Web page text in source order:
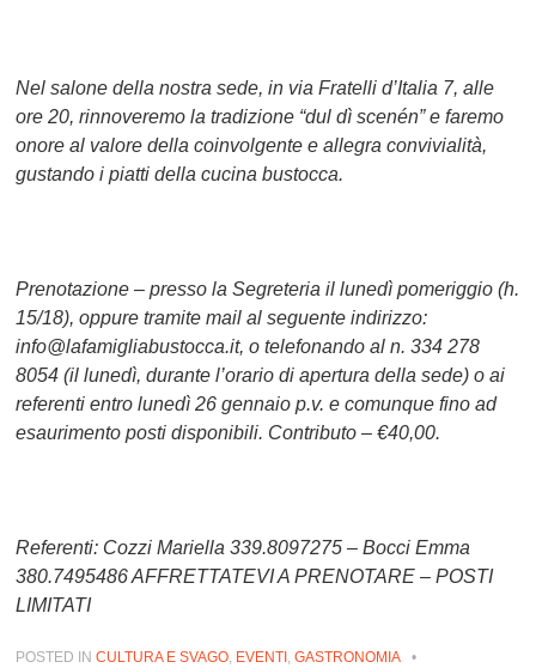
Nel salone della nostra sede, in via Fratelli d’Italia 7, alle
ore 20, rinnoveremo la tradizione “dul dì scenén” e faremo
onore al valore della coinvolgente e allegra convivialità,
gustando i piatti della cucina bustocca.
Prenotazione – presso la Segreteria il lunedì pomeriggio (h.
15/18), oppure tramite mail al seguente indirizzo:
info@lafamigliabustocca.it, o telefonando al n. 334 278
8054 (il lunedì, durante l’orario di apertura della sede) o ai
referenti entro lunedì 26 gennaio p.v. e comunque fino ad
esaurimento posti disponibili. Contributo – €40,00.
Referenti: Cozzi Mariella 339.8097275 – Bocci Emma
380.7495486 AFFRETTATEVI A PRENOTARE – POSTI
LIMITATI
POSTED INCULTURA E SVAGO, EVENTI ,GASTRONOMIA •